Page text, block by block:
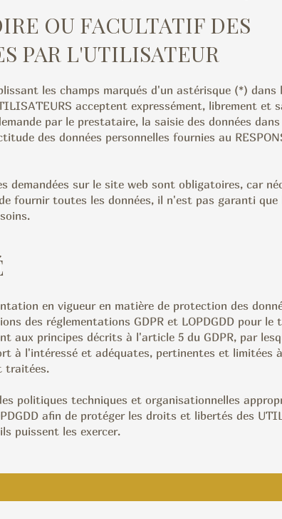
OU FACULTATIF DES
PAR L'UTILISATEUR
les champs marqués d'un astérisque (*)
acceptent expressément, librement et
par le prestataire, la saisie des données
des données personnelles fournies au
demandées sur le site web sont obligatoires, car
fournir toutes les données, il n'est pas garanti
en vigueur en matière de protection des
des réglementations GDPR et LOPDGDD pour le
aux principes décrits à l'article 5 du GDPR, par
à l'intéressé et adéquates, pertinentes et limitées
traitées.
politiques techniques et organisationnelles
afin de protéger les droits et libertés des
puissent les exercer.